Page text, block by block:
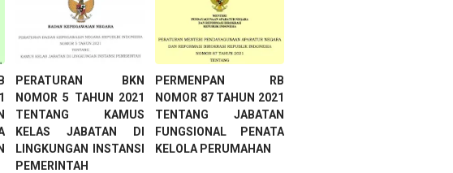
PERATURAN BKN
NOMOR 5 TAHUN 2021
TENTANG KAMUS
KELAS JABATAN DI
LINGKUNGAN INSTANSI
PEMERINTAH
PERMENPAN RB
NOMOR 87 TAHUN 2021
TENTANG JABATAN
FUNGSIONAL PENATA
KELOLA PERUMAHAN